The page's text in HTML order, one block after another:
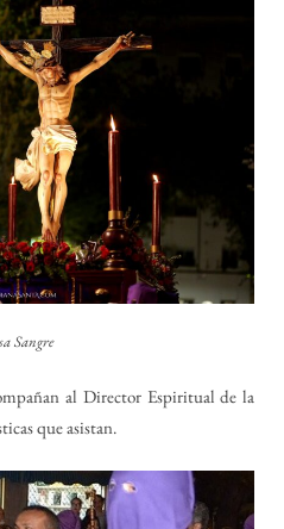
Sangre
al Director Espiritual de la
que asistan.